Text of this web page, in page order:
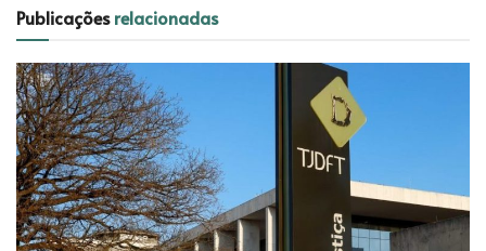
Publicaçõesrelacionadas